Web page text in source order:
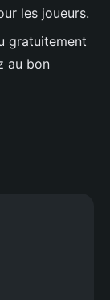
les joueurs.
gratuitement
au bon